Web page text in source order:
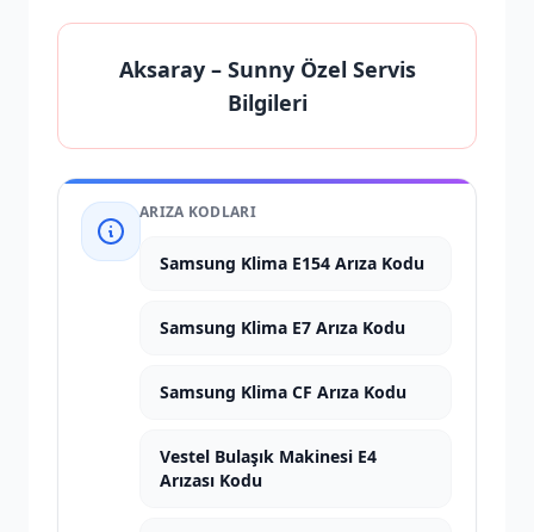
Aksaray– Sunny Özel Servis
Bilgileri
ARIZA KODLARI
Samsung Klima E154 Arıza Kodu
Samsung Klima E7 Arıza Kodu
Samsung Klima CF Arıza Kodu
Vestel Bulaşık Makinesi E4
Arızası Kodu